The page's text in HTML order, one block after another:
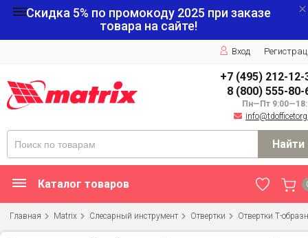
Скидка 5% по промокоду 2025 при заказе
товара на сайте!
Вход
+7 (495) 212-12-
8 (800) 555-80-
Пн—Пт
Найти
Каталог товаров
Главная Matrix Слесарный инструмент Отвертки Отвертки Т-